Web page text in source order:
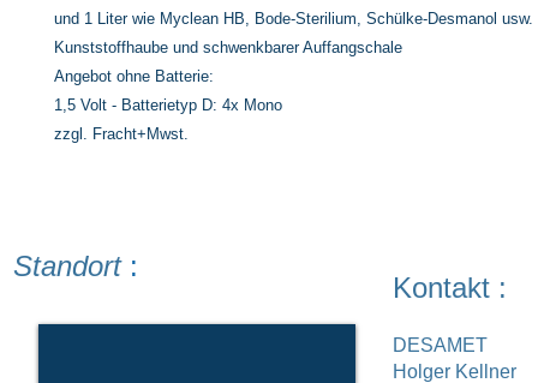
und 1 Liter wie Myclean HB, Bode-Sterilium, Schülke-Desmanol
Kunststoffhaube und schwenkbarer Auffangschale
Angebot ohne Batterie:
1,5 Volt - Batterietyp D: 4x Mono
zzgl. Fracht+Mwst.
Standort:
Kontakt :
DESAMET
Holger Kellner